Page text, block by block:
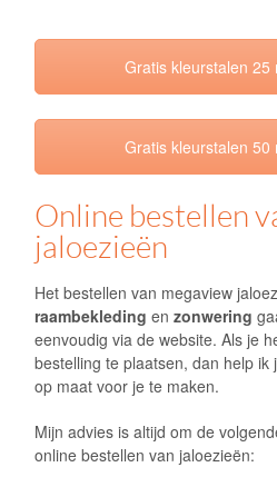
Gratis kleurstalen 25
Gratis kleurstalen 50
Online bestellen
jaloezieën
Het bestellen van megaview
raambekleding en zonwering
eenvoudig via de website. Als je
bestelling te plaatsen, dan help
op maat voor je te maken.
Mijn advies is altijd om de
online bestellen van jaloezieën: